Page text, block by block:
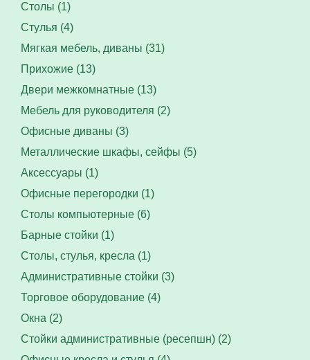
Столы (1)
Стулья (4)
Мягкая мебель, диваны (31)
Прихожие (13)
Двери межкомнатные (13)
Мебель для руководителя (2)
Офисные диваны (3)
Металлические шкафы, сейфы (5)
Аксессуары (1)
Офисные перегородки (1)
Столы компьютерные (6)
Барные стойки (1)
Столы, стулья, кресла (1)
Административные стойки (3)
Торговое оборудование (4)
Окна (2)
Стойки административные (ресепшн) (2)